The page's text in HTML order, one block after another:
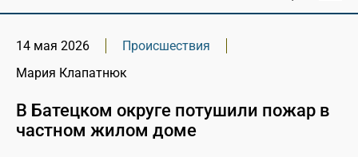
14 мая 2026
Происшествия
Мария Клапатнюк
В Батецком округе потушили пожар в
частном жилом доме